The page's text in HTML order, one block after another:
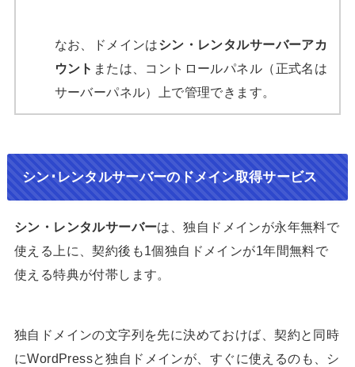
なお、ドメインはシン・レンタルサーバーアカ
ウント または、コントロールパネル（正式名は
サーバーパネル）上で管理できます。
シン･レンタルサーバーのドメイン取得サービス
シン・レンタルサーバーは、独自ドメインが永年無料で
使える上に、契約後も1個独自ドメインが1年間無料で
使える特典が付帯します。
独自ドメインの文字列を先に決めておけば、契約と同時
にWordPressと独自ドメインが、すぐに使えるのも、シ